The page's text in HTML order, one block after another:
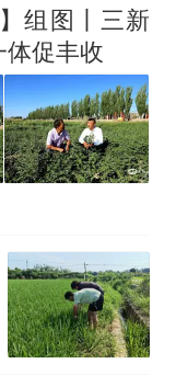
组图丨三新
促丰收